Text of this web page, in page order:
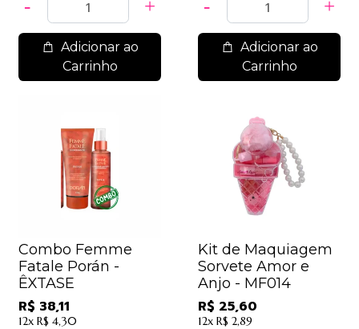
Adicionar ao
Carrinho
Adicionar ao
Carrinho
Combo Femme
Fatale Porán -
ÊXTASE
R$ 38,11
12x R$ 4,30
Kit de Maquiagem
Sorvete Amor e
Anjo - MF014
R$ 25,60
12x R$ 2,89